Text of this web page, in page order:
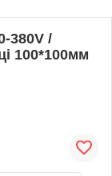
380V /
100*100мм